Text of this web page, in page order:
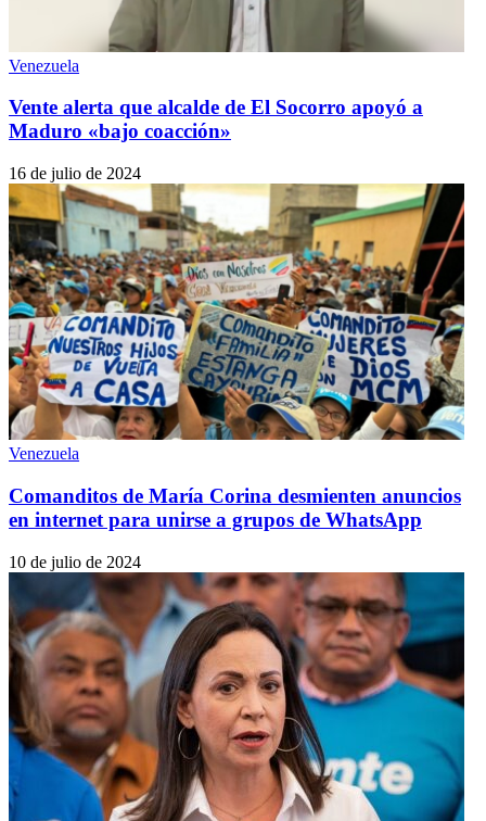
Venezuela
Vente alerta que alcalde de El Socorro apoyó a
Maduro «bajo coacción»
16 de julio de 2024
Venezuela
Comanditos de María Corina desmienten anuncios
en internet para unirse a grupos de WhatsApp
10 de julio de 2024